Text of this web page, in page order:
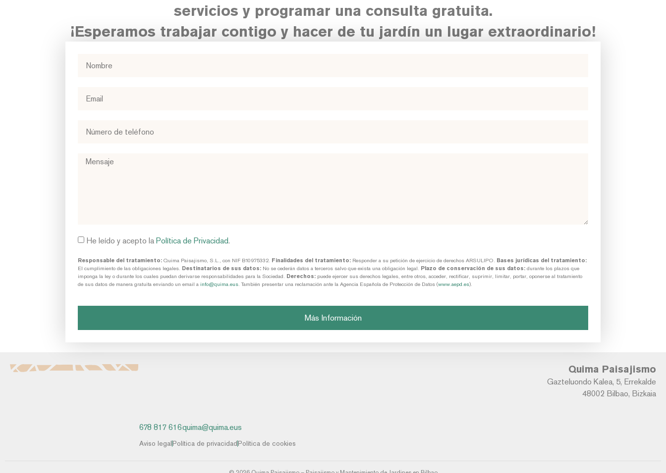
servicios y programar una consulta gratuita.
¡Esperamos trabajar contigo y hacer de tu jardín un lugar extraordinario!
He leído y acepto laPolítica de Privacidad.
Responsable del tratamiento: Quima Paisajismo, S.L., con NIF B10975332. Finalidades del tratamiento: Responder a su petición de ejercicio de derechos ARSULIPO. Bases jurídicas del tratamiento:
El cumplimiento de las obligaciones legales. Destinatarios de sus datos: No se cederán datos a terceros salvo que exista una obligación legal. Plazo de conservación de sus datos: durante los plazos que
imponga la ley o durante los cuales puedan derivarse responsabilidades para la Sociedad. Derechos: puede ejercer sus derechos legales, entre otros, acceder, rectificar, suprimir, limitar, portar, oponerse al tratamiento
de sus datos de manera gratuita enviando un email a info@quima.eus. También presentar una reclamación ante la Agencia Española de Protección de Datos (www.aepd.es).
Más Información
Quima Paisajismo
Gazteluondo Kalea, 5, Errekalde
48002 Bilbao, Bizkaia
678 817 616quima@quima.eus
Aviso legalPolítica de privacidadPolítica de cookies